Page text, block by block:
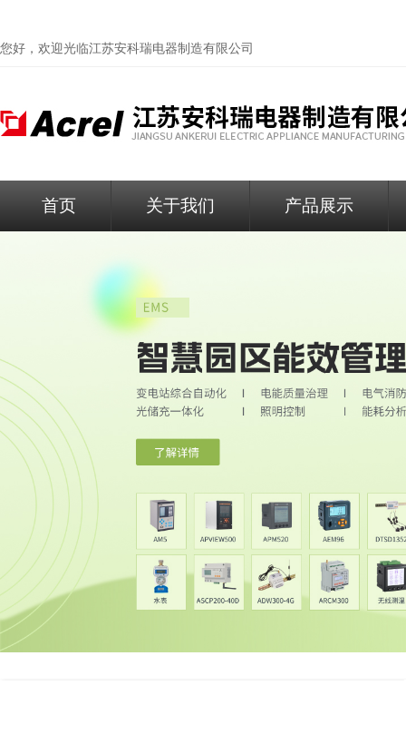
您好，欢迎光临江苏安科瑞电器制造有限公司
首页 关于我们 产品展示